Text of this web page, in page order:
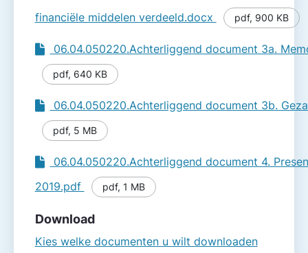
financiële middelen verdeeld.docx
pdf, 900 KB
06.04.050220.Achterliggend document 3a.
pdf, 640 KB
06.04.050220.Achterliggend document 3b.
pdf, 5 MB
06.04.050220.Achterliggend document 4.
2019.pdf
pdf, 1 MB
Download
Kies welke documenten u wilt downloaden